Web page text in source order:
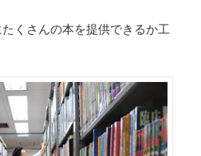
くさんの本を提供できるか工